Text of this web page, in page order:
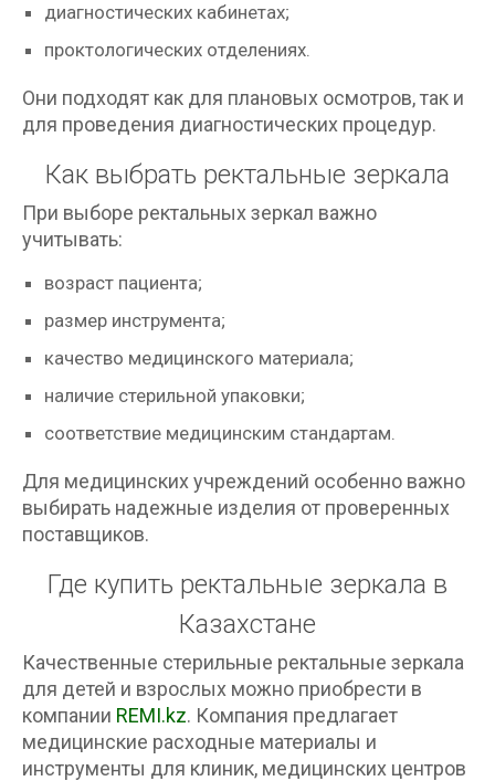
диагностических кабинетах;
проктологических отделениях.
Они подходят как для плановых осмотров, так и
для проведения диагностических процедур.
Как выбрать ректальные зеркала
При выборе ректальных зеркал важно
учитывать:
возраст пациента;
размер инструмента;
качество медицинского материала;
наличие стерильной упаковки;
соответствие медицинским стандартам.
Для медицинских учреждений особенно важно
выбирать надежные изделия от проверенных
поставщиков.
Где купить ректальные зеркала в
Казахстане
Качественные стерильные ректальные зеркала
для детей и взрослых можно приобрести в
компании REMI.kz. Компания предлагает
медицинские расходные материалы и
инструменты для клиник, медицинских центров